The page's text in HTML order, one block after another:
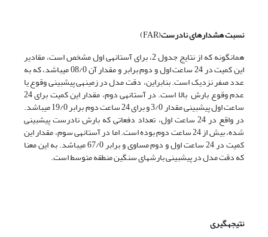
نسبت هشدارهای نادرست(FAR)
همانگونه که از نتایج جدول 2، برای آستانه­ی اول مشخص است، مقادیر
این کمیت در 24 ساعت اول و دوم برابر و مقدار آن 08/0 می­باشد، که به
عدد صفر نزدیک است. بنابراین، دقت مدل در زمینه­ی پیش­بینی وقوع یا
عدم وقوع بارش بالا است. در آستانه­ی دوم، مقدار این کمیت برای 24
ساعت اول پیش­بینی مقدار 3/0 و برای 24 ساعت دوم برابر 19/0 می­باشد.
در واقع در 24 ساعت اول، تعداد دفعاتی که بارش نادرست پیش­بینی
شده، بیش از 24 ساعت دوم بوده است. اما در آستانه­ی سوم، مقدار این
کمیت در 24 ساعت اول و دوم مساوی و برابر 67/0 می­باشد. به این معنا
که دقت مدل در پیش­بینی بارش­های سنگین منطقه متوسط است.
نتیجه­گیری